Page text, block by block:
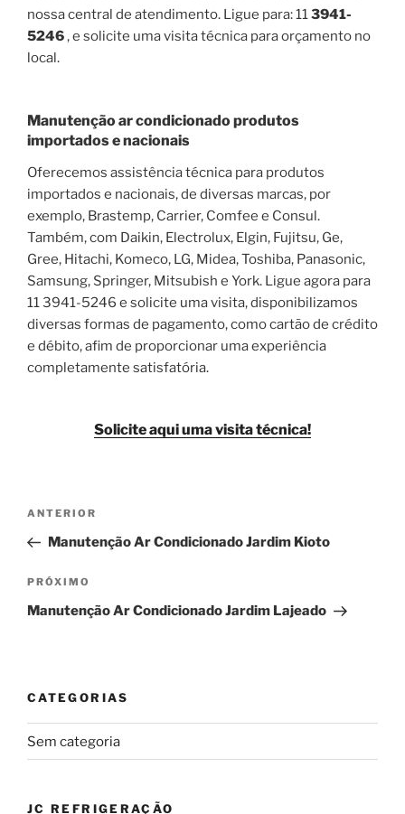
nossa central de atendimento. Ligue para: 113941-
5246, e solicite uma visita técnica para orçamento no
local.
Manutenção ar condicionado produtos
importados e nacionais
Oferecemos assistência técnica para produtos
importados e nacionais, de diversas marcas, por
exemplo, Brastemp, Carrier, Comfee e Consul.
Também, com Daikin, Electrolux, Elgin, Fujitsu, Ge,
Gree, Hitachi, Komeco, LG, Midea, Toshiba, Panasonic,
Samsung, Springer, Mitsubish e York. Ligue agora para
11 3941-5246 e solicite uma visita, disponibilizamos
diversas formas de pagamento, como cartão de crédito
e débito, afim de proporcionar uma experiência
completamente satisfatória.
Solicite aqui uma visita técnica!
Navegação
Post
Post
anterior
ANTERIOR
Manutenção Ar Condicionado Jardim Kioto
Próximo
post
PRÓXIMO
Manutenção Ar Condicionado Jardim Lajeado
CATEGORIAS
Sem categoria
JC REFRIGERAÇÃO